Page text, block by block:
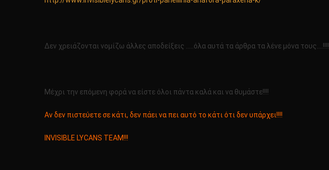
Δεν χρειάζονται νομίζω άλλες αποδείξεις …..όλα αυτά τα άρθρα τα λένε μόνα τους….!!!!
Μέχρι την επόμενη φορά να είστε όλοι πάντα καλά και να θυμάστε!!!!
Αν δεν πιστεύετε σε κάτι, δεν πάει να πει αυτό το κάτι ότι δεν υπάρχει!!!!
INVISIBLE LYCANS TEAM!!!